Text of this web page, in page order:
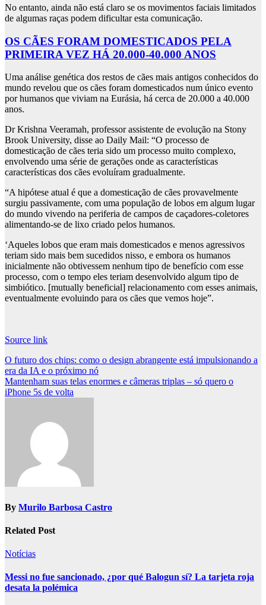
No entanto, ainda não está claro se os movimentos faciais limitados
de algumas raças podem dificultar esta comunicação.
OS CÃES FORAM DOMESTICADOS PELA
PRIMEIRA VEZ HÁ 20.000-40.000 ANOS
Uma análise genética dos restos de cães mais antigos conhecidos do
mundo revelou que os cães foram domesticados num único evento
por humanos que viviam na Eurásia, há cerca de 20.000 a 40.000
anos.
Dr Krishna Veeramah, professor assistente de evolução na Stony
Brook University, disse ao Daily Mail: “O processo de
domesticação de cães teria sido um processo muito complexo,
envolvendo uma série de gerações onde as características
características dos cães evoluíram gradualmente.
“A hipótese atual é que a domesticação de cães provavelmente
surgiu passivamente, com uma população de lobos em algum lugar
do mundo vivendo na periferia de campos de caçadores-coletores
alimentando-se de lixo criado pelos humanos.
‘Aqueles lobos que eram mais domesticados e menos agressivos
teriam sido mais bem sucedidos nisso, e embora os humanos
inicialmente não obtivessem nenhum tipo de benefício com esse
processo, com o tempo eles teriam desenvolvido algum tipo de
simbiótico. [mutually beneficial] relacionamento com esses animais,
eventualmente evoluindo para os cães que vemos hoje”.
Source link
Post
navigation
O futuro dos chips: como o design abrangente está impulsionando a
era da IA ​​e o próximo nó
Mantenham suas telas enormes e câmeras triplas – só quero o
iPhone 5s de volta
By Murilo Barbosa Castro
Related Post
Notícias
Messi no fue sancionado, ¿por qué Balogun sí? La tarjeta roja
desata la polémica